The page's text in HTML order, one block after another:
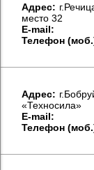
Aдрес:
место 32
E-mail:
Телефон
Aдрес:
«Техносила»
E-mail:
Телефон